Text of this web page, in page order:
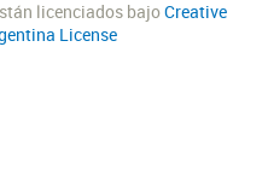
licenciados bajoCreative
License